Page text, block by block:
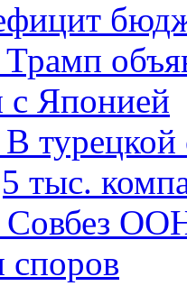
Трамп
с Японией
В
тыс.
Совбез
споров